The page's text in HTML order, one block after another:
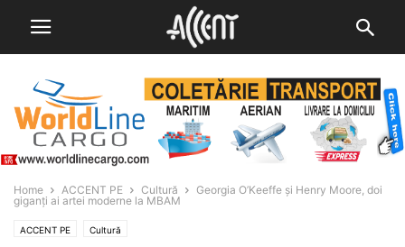
Home ACCENT PE Cultură
Georgia O’Keeffe și Henry Moore, doi
giganți ai artei moderne la MBAM
ACCENT PE Cultură